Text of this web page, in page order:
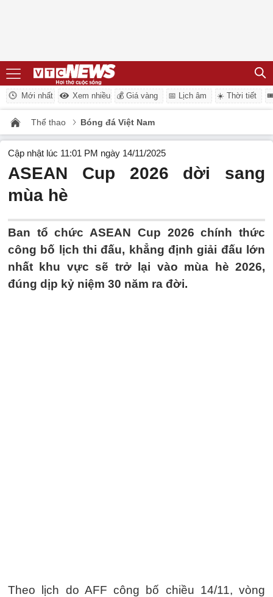
Mới nhất Xem nhiều 💰 Giá vàng 📅 Lịch âm ☀️ Thời tiết
Thể thao Bóng đá Việt Nam
Cập nhật lúc 11:01 PM ngày 14/11/2025
ASEAN Cup 2026 dời sang
mùa hè
Ban tổ chức ASEAN Cup 2026 chính thức
công bố lịch thi đấu, khẳng định giải đấu lớn
nhất khu vực sẽ trở lại vào mùa hè 2026,
đúng dịp kỷ niệm 30 năm ra đời.
Theo lịch do AFF công bố chiều 14/11, vòng